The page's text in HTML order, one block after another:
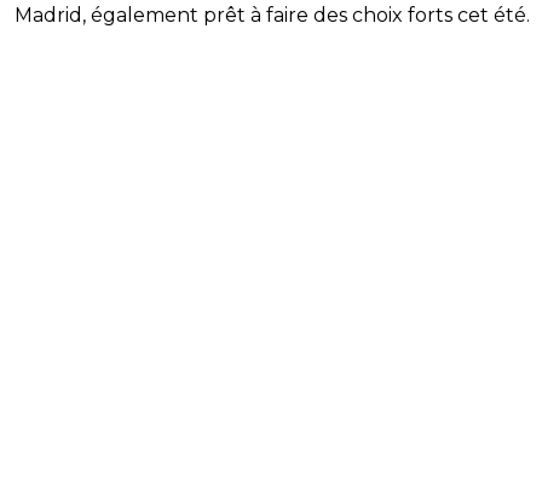
Madrid, également prêt à faire des choix forts cet été.